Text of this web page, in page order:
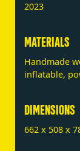
2023
MATERIALS
Handmade
inflatable,
DIMENSIONS
662 x 508 x